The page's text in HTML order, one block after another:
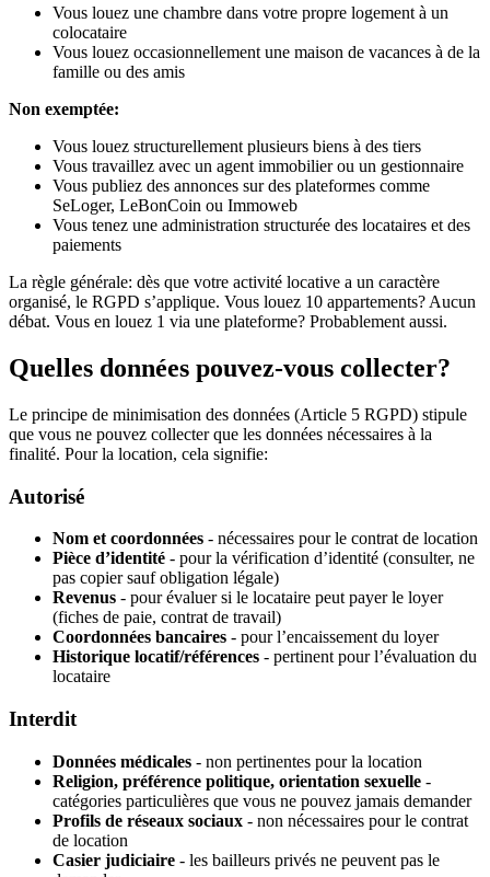
Vous louez une chambre dans votre propre logement à un
colocataire
Vous louez occasionnellement une maison de vacances à de la
famille ou des amis
Non exemptée:
Vous louez structurellement plusieurs biens à des tiers
Vous travaillez avec un agent immobilier ou un gestionnaire
Vous publiez des annonces sur des plateformes comme
SeLoger, LeBonCoin ou Immoweb
Vous tenez une administration structurée des locataires et des
paiements
La règle générale: dès que votre activité locative a un caractère
organisé, le RGPD s’applique. Vous louez 10 appartements? Aucun
débat. Vous en louez 1 via une plateforme? Probablement aussi.
Quelles données pouvez-vous collecter?
Le principe de minimisation des données (Article 5 RGPD) stipule
que vous ne pouvez collecter que les données nécessaires à la
finalité. Pour la location, cela signifie:
Autorisé
Nom et coordonnées - nécessaires pour le contrat de location
Pièce d’identité - pour la vérification d’identité (consulter, ne
pas copier sauf obligation légale)
Revenus - pour évaluer si le locataire peut payer le loyer
(fiches de paie, contrat de travail)
Coordonnées bancaires - pour l’encaissement du loyer
Historique locatif/références - pertinent pour l’évaluation du
locataire
Interdit
Données médicales - non pertinentes pour la location
Religion, préférence politique, orientation sexuelle -
catégories particulières que vous ne pouvez jamais demander
Profils de réseaux sociaux - non nécessaires pour le contrat
de location
Casier judiciaire - les bailleurs privés ne peuvent pas le